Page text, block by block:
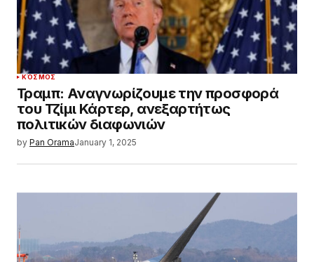
ΚΌΣΜΟΣ
Τραμπ: Αναγνωρίζουμε την προσφορά
του Τζίμι Κάρτερ, ανεξαρτήτως
πολιτικών διαφωνιών
by Pan OramaJanuary 1, 2025